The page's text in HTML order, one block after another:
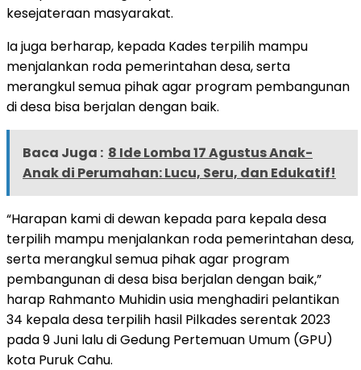
kesejateraan masyarakat.
Ia juga berharap, kepada Kades terpilih mampu
menjalankan roda pemerintahan desa, serta
merangkul semua pihak agar program pembangunan
di desa bisa berjalan dengan baik.
Baca Juga : 8 Ide Lomba 17 Agustus Anak-
Anak di Perumahan: Lucu, Seru, dan Edukatif!
“Harapan kami di dewan kepada para kepala desa
terpilih mampu menjalankan roda pemerintahan desa,
serta merangkul semua pihak agar program
pembangunan di desa bisa berjalan dengan baik,”
harap Rahmanto Muhidin usia menghadiri pelantikan
34 kepala desa terpilih hasil Pilkades serentak 2023
pada 9 Juni lalu di Gedung Pertemuan Umum (GPU)
kota Puruk Cahu.